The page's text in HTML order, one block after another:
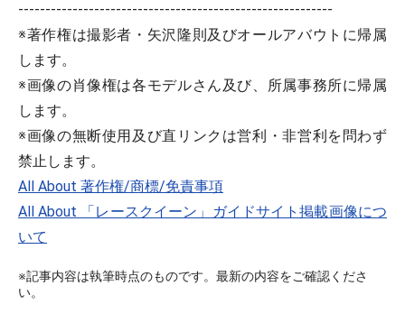
----------------------------------------------------------
※著作権は撮影者・矢沢隆則及びオールアバウトに帰属
します。
※画像の肖像権は各モデルさん及び、所属事務所に帰属
します。
※画像の無断使用及び直リンクは営利・非営利を問わず
禁止します。
All About 著作権/商標/免責事項
All About 「レースクイーン」ガイドサイト掲載画像につ
いて
※記事内容は執筆時点のものです。最新の内容をご確認くださ
い。